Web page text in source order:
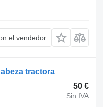
el vendedor
tractora
50 €
Sin IVA